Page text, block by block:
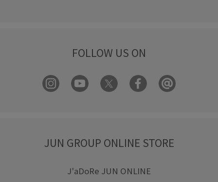
FOLLOW US ON
JUN GROUP ONLINE STORE
J'aDoRe JUN ONLINE